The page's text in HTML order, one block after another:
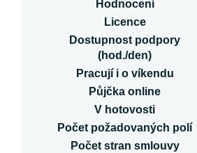
Hodnocení
Licence
Dostupnost podpory
(hod./den)
Pracují i o víkendu
Půjčka online
V hotovosti
Počet požadovaných polí
Počet stran smlouvy